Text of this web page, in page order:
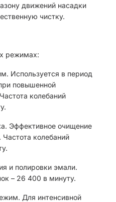
движений насадки
чистку.
режимах:
Используется в период
повышенной
колебаний
Эффективное очищение
Частота колебаний
и полировки эмали.
– 26 400 в минуту.
Для интенсивной